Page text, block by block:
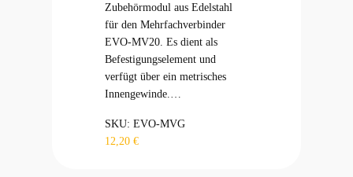
Zubehörmodul aus Edelstahl
für den Mehrfachverbinder
EVO-MV20. Es dient als
Befestigungselement und
verfügt über ein metrisches
Innengewinde.…
SKU: EVO-MVG
12,20€